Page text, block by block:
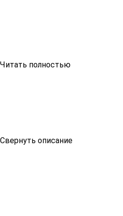
Читать полностью
Свернуть описание